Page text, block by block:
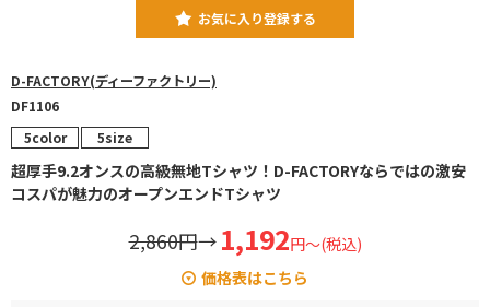
お気に入り登録する
D-FACTORY(ディーファクトリー)
DF1106
5color 5size
超厚手9.2オンスの高級無地Tシャツ！D-FACTORYならではの激安
コスパが魅力のオープンエンドTシャツ
2,860円→ 1,192円～(税込)
価格表はこちら